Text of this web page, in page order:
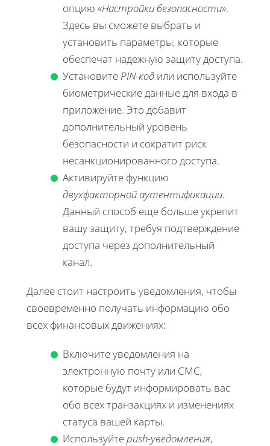
опцию «Настройки безопасности».
Здесь вы сможете выбрать и
установить параметры, которые
обеспечат надежную защиту доступа.
Установите PIN-код или используйте
биометрические данные для входа в
приложение. Это добавит
дополнительный уровень
безопасности и сократит риск
несанкционированного доступа.
Активируйте функцию
двухфакторной аутентификации.
Данный способ еще больше укрепит
вашу защиту, требуя подтверждение
доступа через дополнительный
канал.
Далее стоит настроить уведомления, чтобы
своевременно получать информацию обо
всех финансовых движениях:
Включите уведомления на
электронную почту или СМС,
которые будут информировать вас
обо всех транзакциях и изменениях
статуса вашей карты.
Используйтеpush-уведомления,